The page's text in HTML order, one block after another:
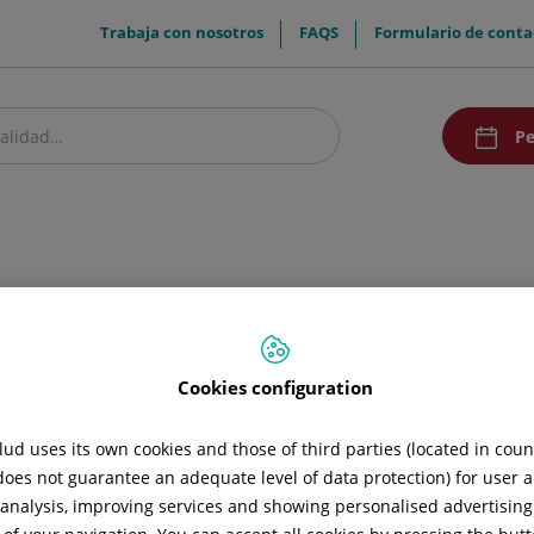
menuTop
Trabaja con nosotros FAQS Formulario de
Cookies configuration
uses its own cookies and those of third parties (located in
not guarantee an adequate level of data protection) for user
improving services and showing personalised